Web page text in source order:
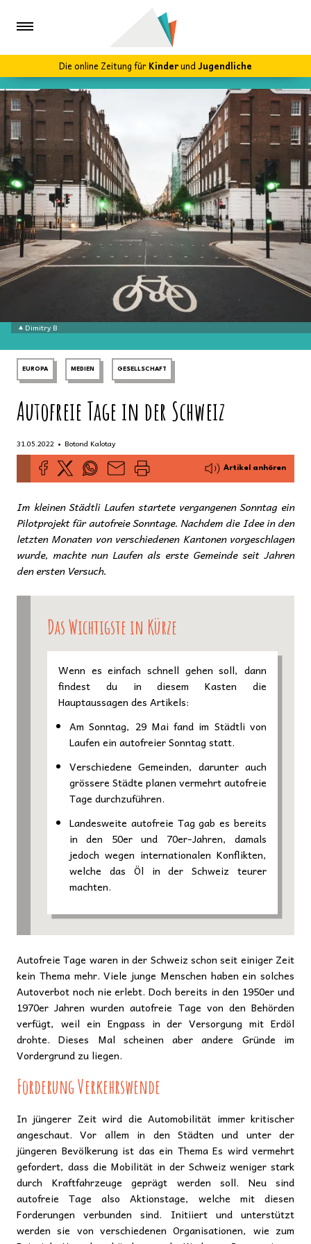
Die online Zeitung fürKinderundJugendliche
Dimitry B
EUROPA MEDIEN GESELLSCHAFT
Autofreie Tage in der Schweiz
31.05.2022 • Botond Kalotay
Artikel anhören
Im kleinen Städtli Laufen startete vergangenen Sonntag ein
Pilotprojekt für autofreie Sonntage. Nachdem die Idee in den
letzten Monaten von verschiedenen Kantonen vorgeschlagen
wurde, machte nun Laufen als erste Gemeinde seit Jahren
den ersten Versuch.
Das Wichtigste in Kürze
Wenn es einfach schnell gehen soll, dann
findest du in diesem Kasten die
Hauptaussagen des Artikels:
Am Sonntag, 29 Mai fand im Städtli von
Laufen ein autofreier Sonntag statt.
Verschiedene Gemeinden, darunter auch
grössere Städte planen vermehrt autofreie
Tage durchzuführen.
Landesweite autofreie Tag gab es bereits
in den 50er und 70er-Jahren, damals
jedoch wegen internationalen Konflikten,
welche das Öl in der Schweiz teurer
machten.
Autofreie Tage waren in der Schweiz schon seit einiger Zeit
kein Thema mehr. Viele junge Menschen haben ein solches
Autoverbot noch nie erlebt. Doch bereits in den 1950er und
1970er Jahren wurden autofreie Tage von den Behörden
verfügt, weil ein Engpass in der Versorgung mit Erdöl
drohte. Dieses Mal scheinen aber andere Gründe im
Vordergrund zu liegen.
Forderung Verkehrswende
In jüngerer Zeit wird die Automobilität immer kritischer
angeschaut. Vor allem in den Städten und unter der
jüngeren Bevölkerung ist das ein Thema Es wird vermehrt
gefordert, dass die Mobilität in der Schweiz weniger stark
durch Kraftfahrzeuge geprägt werden soll. Neu sind
autofreie Tage also Aktionstage, welche mit diesen
Forderungen verbunden sind. Initiiert und unterstützt
werden sie von verschiedenen Organisationen, wie zum